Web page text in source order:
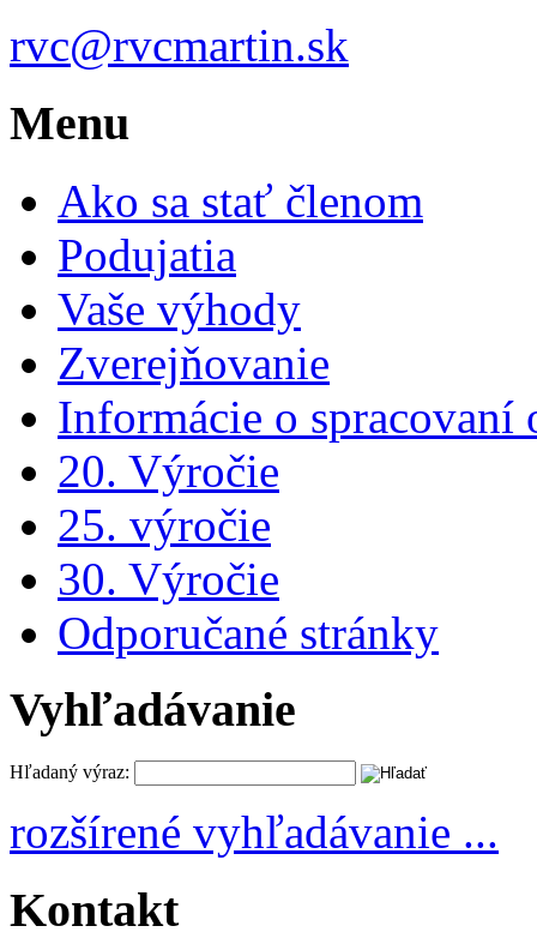
rvc@rvcmartin.sk
Menu
Ako sa stať členom
Podujatia
Vaše výhody
Zverejňovanie
Informácie o spracovaní
20. Výročie
25. výročie
30. Výročie
Odporučané stránky
Vyhľadávanie
Hľadaný výraz:
rozšírené vyhľadávanie ...
Kontakt